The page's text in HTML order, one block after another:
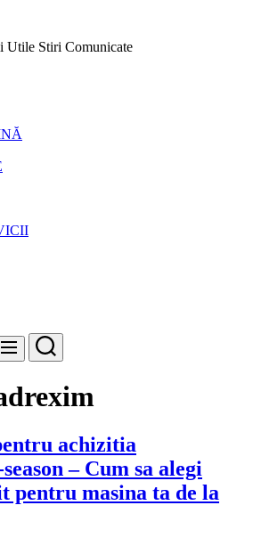
Utile Stiri Comunicate
Menu Search
achizitia
– Cum sa alegi
pentru masina ta de la